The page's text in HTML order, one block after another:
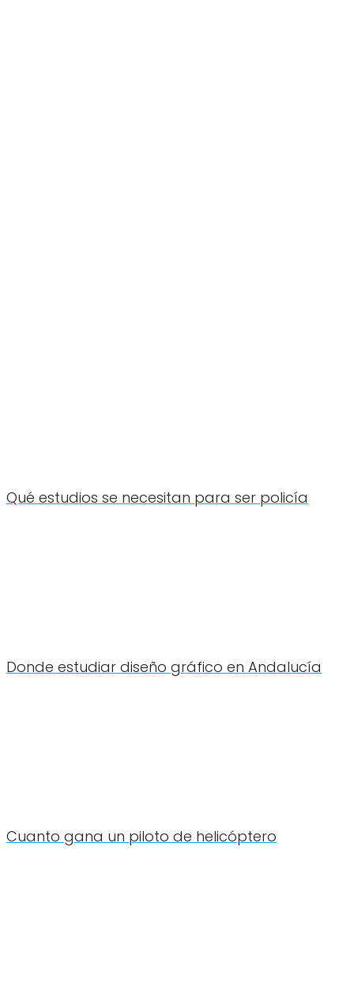
Qué estudios se necesitan para ser policía
Donde estudiar diseño gráfico en Andalucía
Cuanto gana un piloto de helicóptero